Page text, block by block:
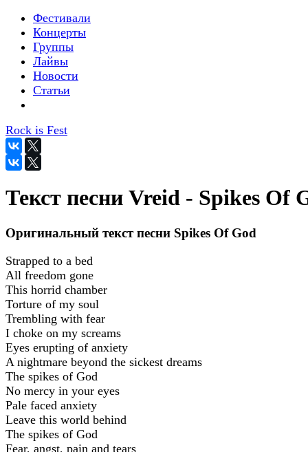
Фестивали
Концерты
Группы
Лайвы
Новости
Статьи
Rock is Fest
Текст песни Vreid - Spikes Of
Оригинальный текст песни Spikes Of God
Strapped to a bed
All freedom gone
This horrid chamber
Torture of my soul
Trembling with fear
I choke on my screams
Eyes erupting of anxiety
A nightmare beyond the sickest dreams
The spikes of God
No mercy in your eyes
Pale faced anxiety
Leave this world behind
The spikes of God
Fear, angst, pain and tears